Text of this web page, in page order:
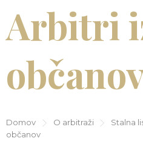
Arbitri
Domov O arbitraži Stalna
občanov